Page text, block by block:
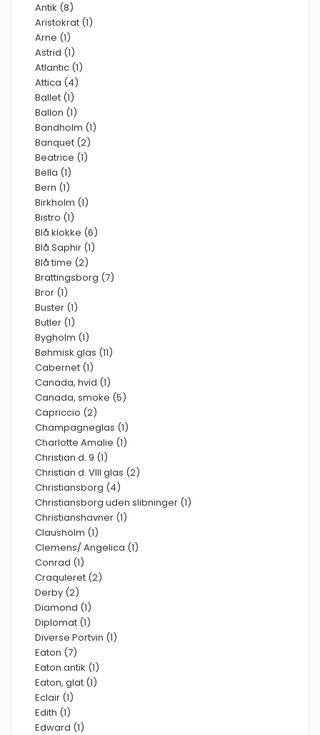
Antik (8)
Aristokrat (1)
Arne (1)
Astrid (1)
Atlantic (1)
Attica (4)
Ballet (1)
Ballon (1)
Bandholm (1)
Banquet (2)
Beatrice (1)
Bella (1)
Bern (1)
Birkholm (1)
Bistro (1)
Blå klokke (6)
Blå Saphir (1)
Blå time (2)
Brattingsborg (7)
Bror (1)
Buster (1)
Butler (1)
Bygholm (1)
Bøhmisk glas (11)
Cabernet (1)
Canada, hvid (1)
Canada, smoke (5)
Capriccio (2)
Champagneglas (1)
Charlotte Amalie (1)
Christian d. 9 (1)
Christian d. VIII glas (2)
Christiansborg (4)
Christiansborg uden slibninger (1)
Christianshavner (1)
Clausholm (1)
Clemens/ Angelica (1)
Conrad (1)
Craquleret (2)
Derby (2)
Diamond (1)
Diplomat (1)
Diverse Portvin (1)
Eaton (7)
Eaton antik (1)
Eaton, glat (1)
Eclair (1)
Edith (1)
Edward (1)